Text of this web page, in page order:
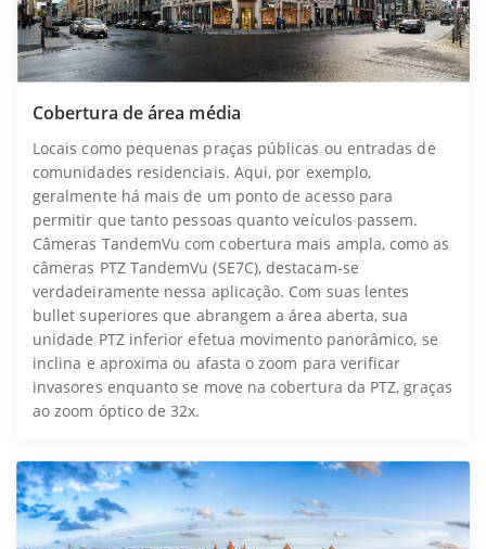
Cobertura de área média
Locais como pequenas praças públicas ou entradas de
comunidades residenciais. Aqui, por exemplo,
geralmente há mais de um ponto de acesso para
permitir que tanto pessoas quanto veículos passem.
Câmeras TandemVu com cobertura mais ampla, como as
câmeras PTZ TandemVu (SE7C), destacam-se
verdadeiramente nessa aplicação. Com suas lentes
bullet superiores que abrangem a área aberta, sua
unidade PTZ inferior efetua movimento panorâmico, se
inclina e aproxima ou afasta o zoom para verificar
invasores enquanto se move na cobertura da PTZ, graças
ao zoom óptico de 32x.